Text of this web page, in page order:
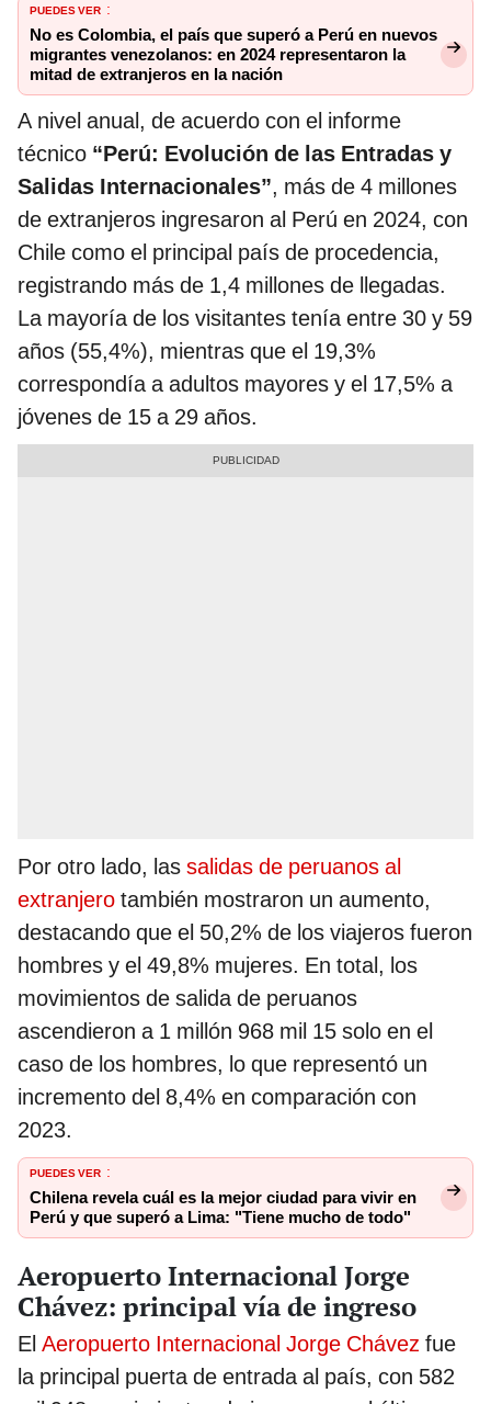
PUEDES VER :
No es Colombia, el país que superó a Perú en nuevos
migrantes venezolanos: en 2024 representaron la
mitad de extranjeros en la nación
A nivel anual, de acuerdo con el informe
técnico “Perú: Evolución de las Entradas y
Salidas Internacionales”, más de 4 millones
de extranjeros ingresaron al Perú en 2024, con
Chile como el principal país de procedencia,
registrando más de 1,4 millones de llegadas.
La mayoría de los visitantes tenía entre 30 y 59
años (55,4%), mientras que el 19,3%
correspondía a adultos mayores y el 17,5% a
jóvenes de 15 a 29 años.
Por otro lado, las salidas de peruanos al
extranjero también mostraron un aumento,
destacando que el 50,2% de los viajeros fueron
hombres y el 49,8% mujeres. En total, los
movimientos de salida de peruanos
ascendieron a 1 millón 968 mil 15 solo en el
caso de los hombres, lo que representó un
incremento del 8,4% en comparación con
2023.
PUEDES VER :
Chilena revela cuál es la mejor ciudad para vivir en
Perú y que superó a Lima: "Tiene mucho de todo"
Aeropuerto Internacional Jorge
Chávez: principal vía de ingreso
El Aeropuerto Internacional Jorge Chávez fue
la principal puerta de entrada al país, con 582